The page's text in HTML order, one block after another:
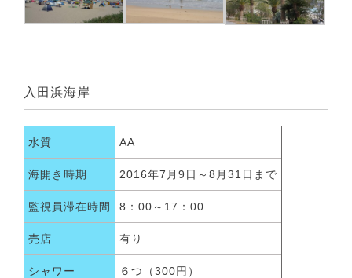
入田浜海岸
水質 AA
海開き時期 2016年7月9日～8月31日まで
監視員滞在時間 8：00～17：00
売店 有り
シャワー ６つ（300円）